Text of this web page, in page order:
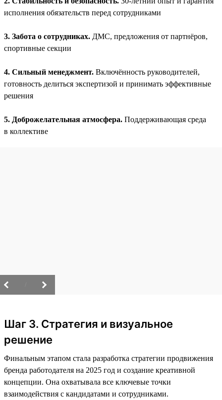
исполнения обязательств перед сотрудниками
3. Забота о сотрудниках. ДМС, предложения от партнёров,
спортивные секции
4. Сильный менеджмент. Включённость руководителей,
готовность делиться экспертизой и принимать эффективные
решения
5. Доброжелательная атмосфера. Поддерживающая среда
в коллективе
Шаг 3. Стратегия и визуальное
решение
Финальным этапом стала разработка стратегии продвижения
бренда работодателя на 2025 год и создание креативной
концепции. Она охватывала все ключевые точки
взаимодействия с кандидатами и сотрудниками.